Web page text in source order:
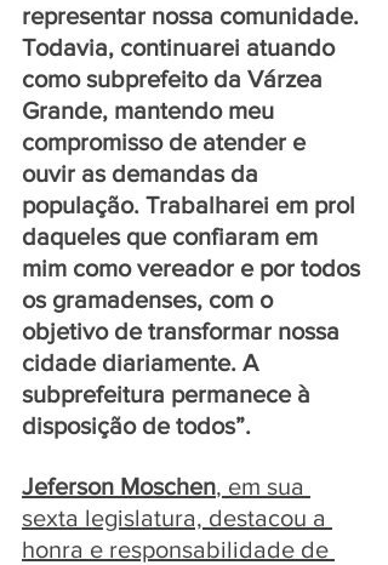
representar nossa comunidade.
Todavia, continuarei atuando
como subprefeito da Várzea
Grande, mantendo meu
compromisso de atender e
ouvir as demandas da
população. Trabalharei em prol
daqueles que confiaram em
mim como vereador e por todos
os gramadenses, com o
objetivo de transformar nossa
cidade diariamente. A
subprefeitura permanece à
disposição de todos”.
Jeferson Moschen, em sua
sexta legislatura, destacou a
honra e responsabilidade de